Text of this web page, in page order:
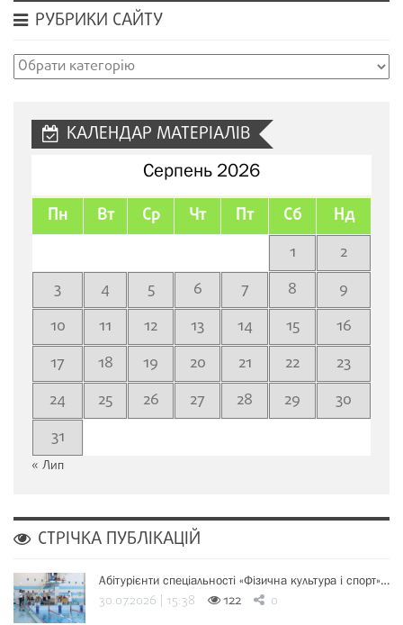
РУБРИКИ САЙТУ
Рубрики
КАЛЕНДАР МАТЕРІАЛІВ
Серпень 2026
Пн Вт Ср Чт Пт Сб Нд
1
2
3
4 5 6 7 8
9
10
11 12 13 14 15
16
17
18 19 20 21 22
23
24
25 26 27 28 29
30
31
« Лип
СТРІЧКА ПУБЛІКАЦІЙ
Абітурієнти спеціальності «Фізична культура і спорт»…
30.07.2026 | 15:38 122 0